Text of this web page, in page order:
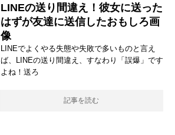
LINEの送り間違え！彼女に送った
はずが友達に送信したおもしろ画
像
LINEでよくやる失態や失敗で多いものと言え
ば、LINEの送り間違え、すなわり「誤爆」です
よね！送ろ
記事を読む